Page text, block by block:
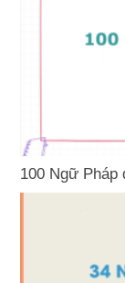
100 Ngữ Pháp